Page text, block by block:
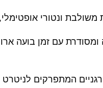
משולבת ונטורי אופטימלי,
עם זמן בועה
המתפרקים